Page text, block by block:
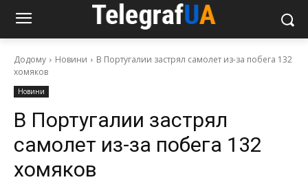
Додому Новини
В Португалии застрял самолет из-за побега 132
хомяков
Новини
В Португалии застрял
самолет из-за побега 132
хомяков